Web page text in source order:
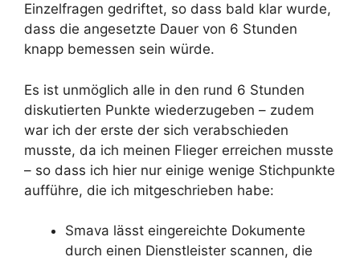
Einzelfragen gedriftet, so dass bald klar wurde,
dass die angesetzte Dauer von 6 Stunden
knapp bemessen sein würde.
Es ist unmöglich alle in den rund 6 Stunden
diskutierten Punkte wiederzugeben – zudem
war ich der erste der sich verabschieden
musste, da ich meinen Flieger erreichen musste
– so dass ich hier nur einige wenige Stichpunkte
aufführe, die ich mitgeschrieben habe:
Smava lässt eingereichte Dokumente
durch einen Dienstleister scannen, die